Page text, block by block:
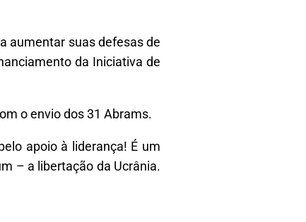
aumentar suas defesas de
da Iniciativa de
o envio dos 31 Abrams.
apoio à liderança! É um
– a libertação da Ucrânia.